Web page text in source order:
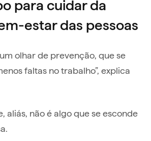
para cuidar da
estar das pessoas
olhar de prevenção, que se
faltas no trabalho”, explica
aliás, não é algo que se esconde